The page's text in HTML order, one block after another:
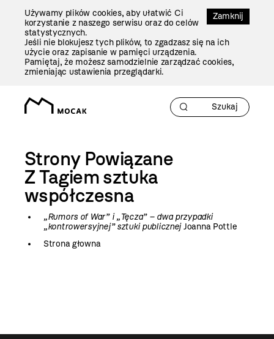
Zamknij
Używamy plików cookies, aby ułatwić Ci
korzystanie z naszego serwisu oraz do celów
statystycznych.
Jeśli nie blokujesz tych plików, to zgadzasz się na ich
użycie oraz zapisanie w pamięci urządzenia.
Pamiętaj, że możesz samodzielnie zarządzać cookies,
zmieniając ustawienia przeglądarki.
Strony Powiązane
Z Tagiemsztuka
współczesna
„Rumors of War” i „Tęcza” – dwa przypadki
„kontrowersyjnej” sztuki publicznejJoanna Pottle
Strona głowna